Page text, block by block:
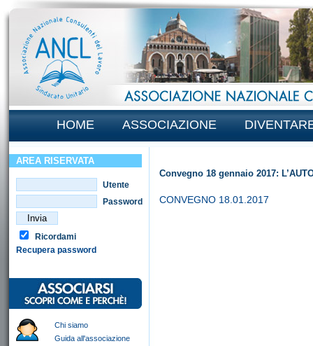
HOME ASSOCIAZIONE
AREA RISERVATA
Utente
Password
Ricordami
Recupera password
Chi siamo
Guida all'associazione
Convegno 18 gennaio 2017:
CONVEGNO 18.01.2017